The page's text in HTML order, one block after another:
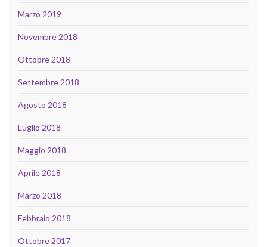
Marzo 2019
Novembre 2018
Ottobre 2018
Settembre 2018
Agosto 2018
Luglio 2018
Maggio 2018
Aprile 2018
Marzo 2018
Febbraio 2018
Ottobre 2017